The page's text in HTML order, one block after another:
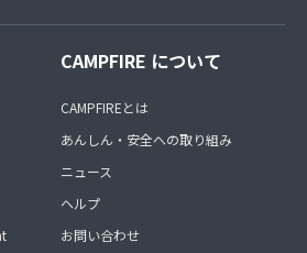
CAMPFIRE について
CAMPFIREとは
あんしん・安全への取り組み
ニュース
ヘルプ
お問い合わせ